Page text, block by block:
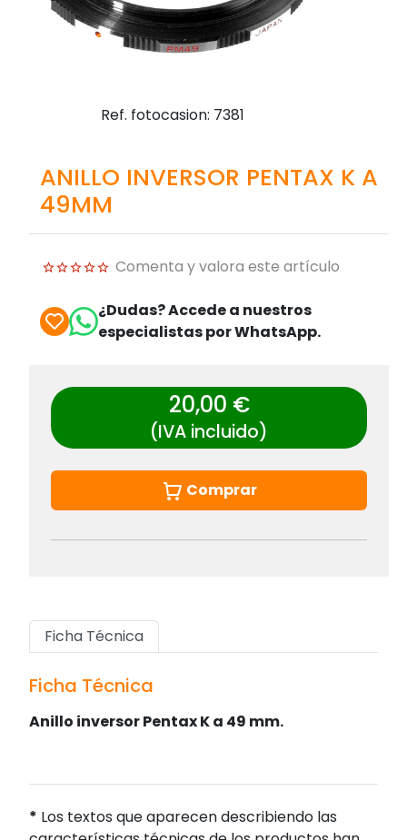
Ref. fotocasion: 7381
ANILLO INVERSOR PENTAX K A
49MM
Comenta y valora este artículo
¿Dudas? Accede a nuestros
especialistas por WhatsApp.
20,00 €
(IVA incluido)
Comprar
Ficha Técnica
Ficha Técnica
Anillo inversor Pentax K a 49 mm.
* Los textos que aparecen describiendo las